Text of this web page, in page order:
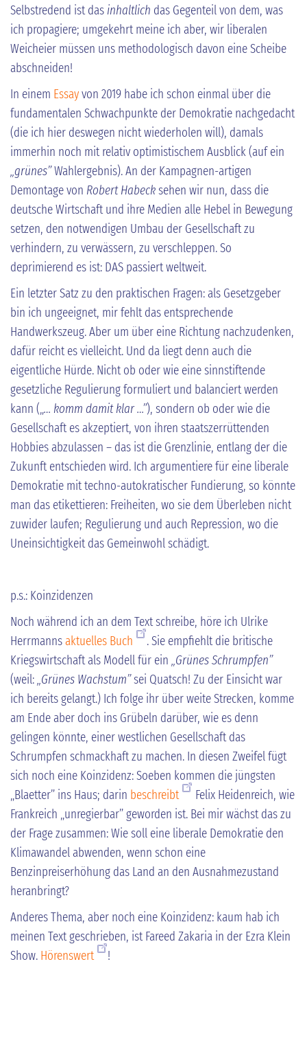
Selbstredend ist das inhaltlich das Gegenteil von dem, was
ich propagiere; umgekehrt meine ich aber, wir liberalen
Weicheier müssen uns methodologisch davon eine Scheibe
abschneiden!
In einem Essayvon 2019 habe ich schon einmal über die
fundamentalen Schwachpunkte der Demokratie nachgedacht
(die ich hier deswegen nicht wiederholen will), damals
immerhin noch mit relativ optimistischem Ausblick (auf ein
„grünes”Wahlergebnis). An der Kampagnen-artigen
Demontage von Robert Habecksehen wir nun, dass die
deutsche Wirtschaft und ihre Medien alle Hebel in Bewegung
setzen, den notwendigen Umbau der Gesellschaft zu
verhindern, zu verwässern, zu verschleppen. So
deprimierend es ist: DAS passiert weltweit.
Ein letzter Satz zu den praktischen Fragen: als Gesetzgeber
bin ich ungeeignet, mir fehlt das entsprechende
Handwerkszeug. Aber um über eine Richtung nachzudenken,
dafür reicht es vielleicht. Und da liegt denn auch die
eigentliche Hürde. Nicht ob oder wie eine sinnstiftende
gesetzliche Regulierung formuliert und balanciert werden
kann („… komm damit klar …”), sondern ob oder wie die
Gesellschaft es akzeptiert, von ihren staatszerrüttenden
Hobbies abzulassen – das ist die Grenzlinie, entlang der die
Zukunft entschieden wird. Ich argumentiere für eine liberale
Demokratie mit techno-autokratischer Fundierung, so könnte
man das etikettieren: Freiheiten, wo sie dem Überleben nicht
zuwider laufen; Regulierung und auch Repression, wo die
Uneinsichtigkeit das Gemeinwohl schädigt.
p.s.: Koinzidenzen
Noch während ich an dem Text schreibe, höre ich Ulrike
Herrmannsaktuelles Buch
. Sie empfiehlt die britische
Kriegswirtschaft als Modell für ein „Grünes Schrumpfen”
(weil:„Grünes Wachstum”sei Quatsch! Zu der Einsicht war
ich bereits gelangt.) Ich folge ihr über weite Strecken, komme
am Ende aber doch ins Grübeln darüber, wie es denn
gelingen könnte, einer westlichen Gesellschaft das
Schrumpfen schmackhaft zu machen. In diesen Zweifel fügt
sich noch eine Koinzidenz: Soeben kommen die jüngsten
„Blaetter” ins Haus; darin beschreibt
Felix Heidenreich, wie
Frankreich „unregierbar” geworden ist. Bei mir wächst das zu
der Frage zusammen: Wie soll eine liberale Demokratie den
Klimawandel abwenden, wenn schon eine
Benzinpreiserhöhung das Land an den Ausnahmezustand
heranbringt?
Anderes Thema, aber noch eine Koinzidenz: kaum hab ich
meinen Text geschrieben, ist Fareed Zakaria in der Ezra Klein
Show. Hörenswert !